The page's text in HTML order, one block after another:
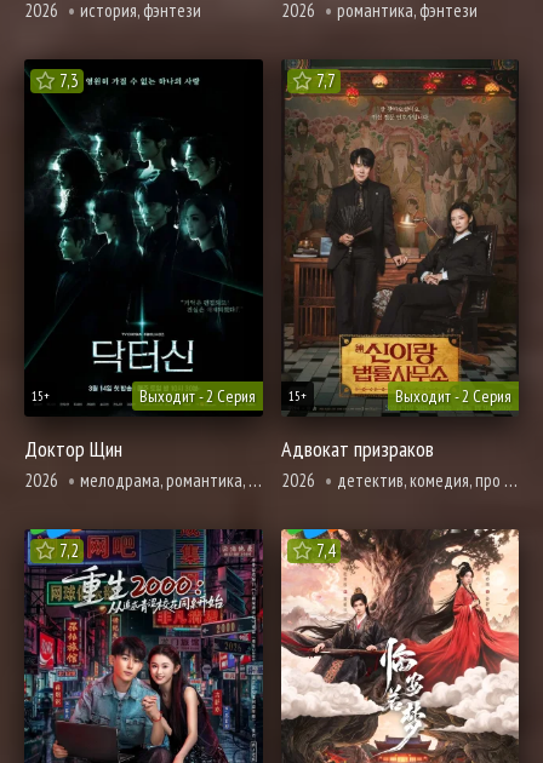
2026 история, фэнтези 2026 романтика, фэнтези
7,3
Выходит - 2 Серия
15+
Доктор Щин
2026 мелодрама, романтика, триллер, фантастика, фэнтези
7,7
Выходит - 2 Серия
15+
Адвокат призраков
2026 детектив, комедия, про призраков, демонов и сверхъестественное, фэнтези
7,2 7,4